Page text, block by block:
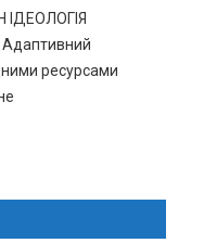
ІДЕОЛОГІЯ
ресурсами